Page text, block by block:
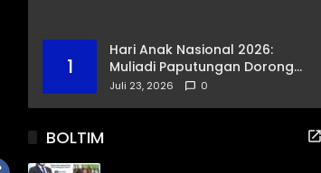
1
Hari Anak Nasional 2026:
Muliadi Paputungan Dorong
Pemerataan Akses
Juli 23, 2026 0
BOLTIM